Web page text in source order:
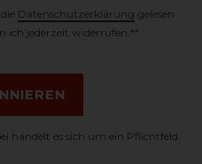
Daten­schutz­erklärung gelesen
ich jederzeit widerrufen.**
handelt es sich um ein Pflichtfeld.